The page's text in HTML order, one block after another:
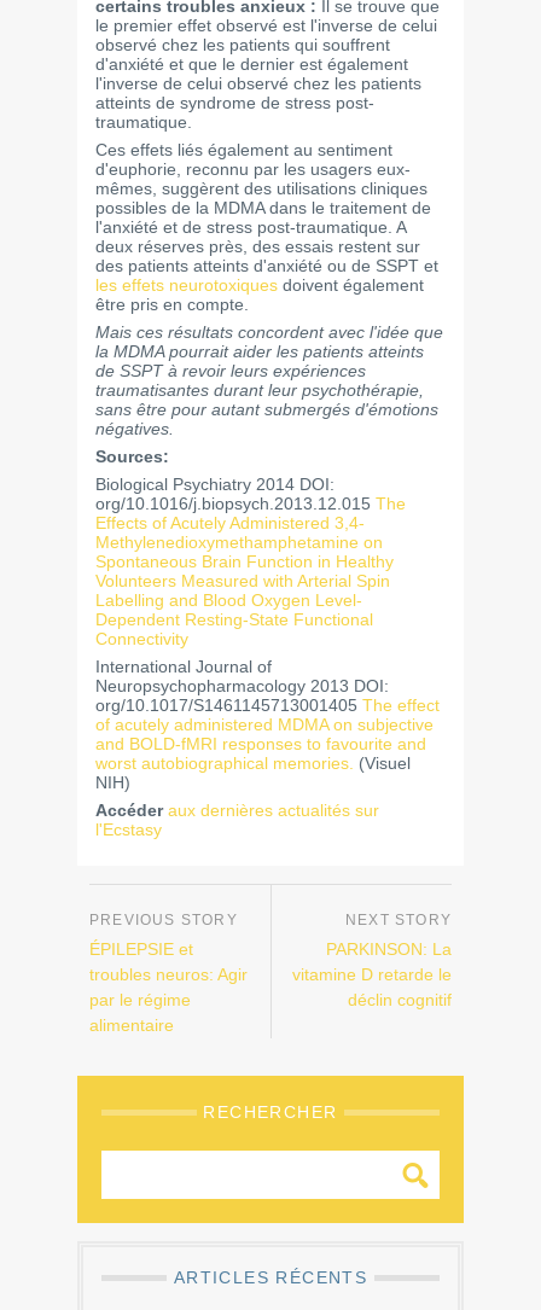
certains troubles anxieux : Il se trouve que
le premier effet observé est l'inverse de celui
observé chez les patients qui souffrent
d'anxiété et que le dernier est également
l'inverse de celui observé chez les patients
atteints de syndrome de stress post-
traumatique.
Ces effets liés également au sentiment
d'euphorie, reconnu par les usagers eux-
mêmes, suggèrent des utilisations cliniques
possibles de la MDMA dans le traitement de
l'anxiété et de stress post-traumatique. A
deux réserves près, des essais restent sur
des patients atteints d'anxiété ou de SSPT et
les effets neurotoxiques doivent également
être pris en compte.
Mais ces résultats concordent avec l'idée que
la MDMA pourrait aider les patients atteints
de SSPT à revoir leurs expériences
traumatisantes durant leur psychothérapie,
sans être pour autant submergés d'émotions
négatives.
Sources:
Biological Psychiatry 2014 DOI:
org/10.1016/j.biopsych.2013.12.015 The
Effects of Acutely Administered 3,4-
Methylenedioxymethamphetamine on
Spontaneous Brain Function in Healthy
Volunteers Measured with Arterial Spin
Labelling and Blood Oxygen Level-
Dependent Resting-State Functional
Connectivity
International Journal of
Neuropsychopharmacology 2013 DOI:
org/10.1017/S1461145713001405 The effect
of acutely administered MDMA on subjective
and BOLD-fMRI responses to favourite and
worst autobiographical memories. (Visuel
NIH)
Accéderaux dernières actualités sur
l'Ecstasy
ÉPILEPSIE et
troubles neuros: Agir
par le régime
alimentaire
PARKINSON: La
vitamine D retarde le
déclin cognitif
RECHERCHER
ARTICLES RÉCENTS